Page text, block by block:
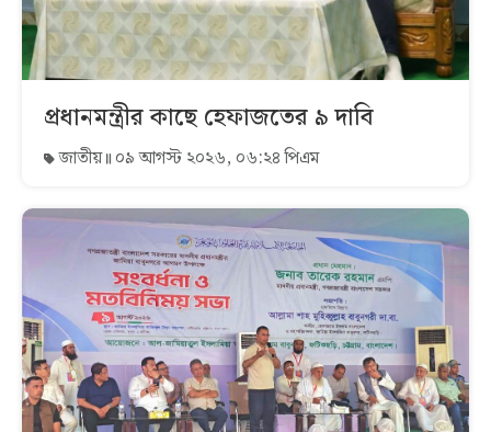
প্রধানমন্ত্রীর কাছে হেফাজতের ৯ দাবি
জাতীয় ০৯ আগস্ট ২০২৬, ০৬:২৪ পিএম